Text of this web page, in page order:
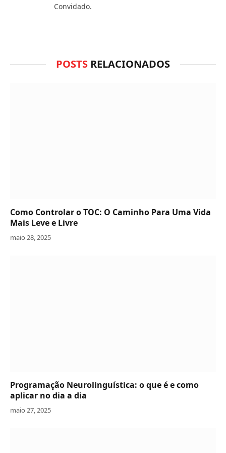
Convidado.
POSTS RELACIONADOS
Como Controlar o TOC: O Caminho Para Uma Vida
Mais Leve e Livre
maio 28, 2025
Programação Neurolinguística: o que é e como
aplicar no dia a dia
maio 27, 2025